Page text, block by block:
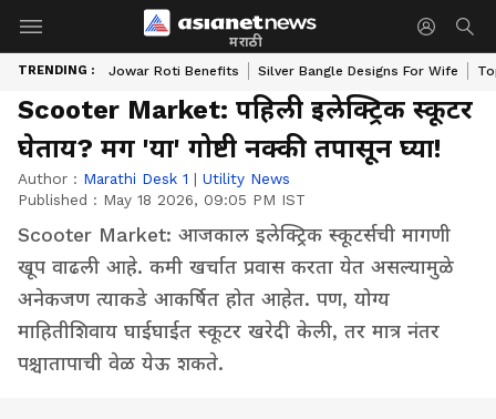
मराठी
TRENDING : Jowar Roti Benefits Silver Bangle Designs For Wife
Scooter Market: पहिली इलेक्ट्रिक स्कूटर
घेताय? मग 'या' गोष्टी नक्की तपासून घ्या!
Author : Marathi Desk 1 | Utility News
Published : May 18 2026, 09:05 PM IST
Scooter Market: आजकाल इलेक्ट्रिक स्कूटर्सची मागणी
खूप वाढली आहे. कमी खर्चात प्रवास करता येत असल्यामुळे
अनेकजण त्याकडे आकर्षित होत आहेत. पण, योग्य
माहितीशिवाय घाईघाईत स्कूटर खरेदी केली, तर मात्र नंतर
पश्चातापाची वेळ येऊ शकते.